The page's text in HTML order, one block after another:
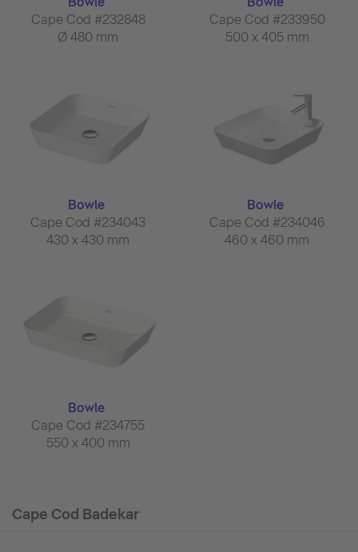
Cape Cod #232848
Ø 480 mm
Cape Cod #233950
500 x 405 mm
Bowle
Cape Cod #234043
430 x 430 mm
Bowle
Cape Cod #234046
460 x 460 mm
Bowle
Cape Cod #234755
550 x 400 mm
Cape Cod Badekar